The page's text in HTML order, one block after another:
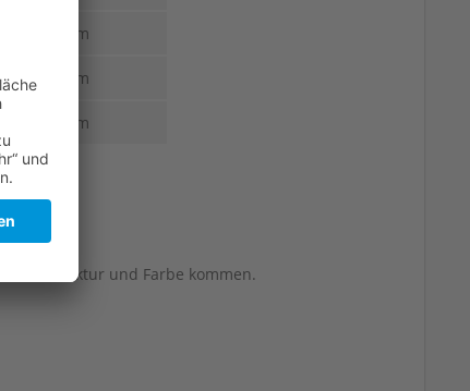
2,0 mm
2,0 mm
2,0 mm
und Farbe kommen.